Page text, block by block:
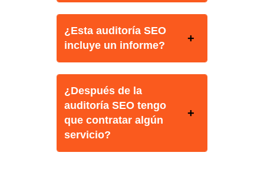
¿Esta auditoría SEO
incluye un informe?
¿Después de la
auditoría SEO tengo
que contratar algún
servicio?